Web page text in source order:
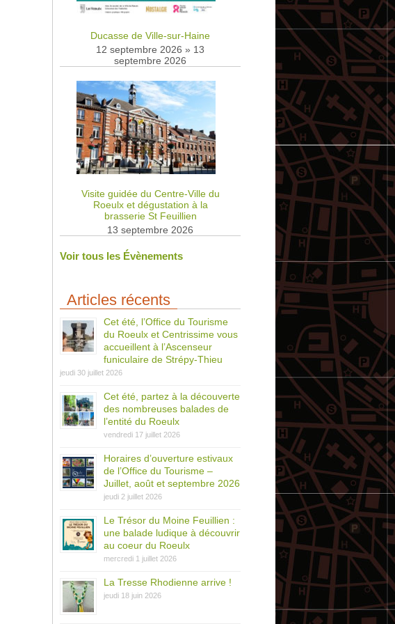
Ducasse de Ville-sur-Haine
12 septembre 2026 » 13
septembre 2026
Visite guidée du Centre-Ville du
Roeulx et dégustation à la
brasserie St Feuillien
13 septembre 2026
Voir tous les Évènements
Articles récents
Cet été, l’Office du Tourisme
du Roeulx et Centrissime vous
accueillent à l’Ascenseur
funiculaire de Strépy-Thieu
jeudi 30 juillet 2026
Cet été, partez à la découverte
des nombreuses balades de
l’entité du Roeulx
vendredi 17 juillet 2026
Horaires d’ouverture estivaux
de l’Office du Tourisme –
Juillet, août et septembre 2026
jeudi 2 juillet 2026
Le Trésor du Moine Feuillien :
une balade ludique à découvrir
au coeur du Roeulx
mercredi 1 juillet 2026
La Tresse Rhodienne arrive !
jeudi 18 juin 2026